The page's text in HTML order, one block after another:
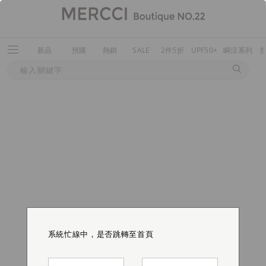
新品 預購 熱銷 SALE 2件5折 UPF50+ 瞬涼系列
系統忙線中，是否跳轉至首頁
系統忙線中，是否跳轉至首頁
系統忙線中，是否跳轉至首頁
系統忙線中，是否跳轉至首頁
系統忙線中，是否跳轉至首頁